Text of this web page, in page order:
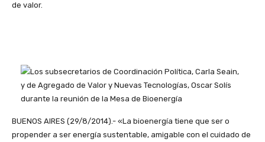
de valor.
BUENOS AIRES (29/8/2014).- «La bioenergía tiene que ser o
propender a ser energía sustentable, amigable con el cuidado de